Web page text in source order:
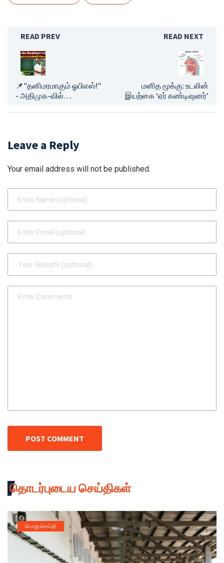
READ PREV
📌"தனிமரமாகும் ஓபிஎஸ்!"
- அதிமுக-வில்
எடப்பாடி பழனிசாமி
READ NEXT
மனித மூக்கு: உடலின்
இயற்கை ‘ஏர் கண்டிஷனர்’
Leave a Reply
Your email address will not be published.
POST COMMENT
தொடர்புடைய செய்திகள்
பொது செய்தி